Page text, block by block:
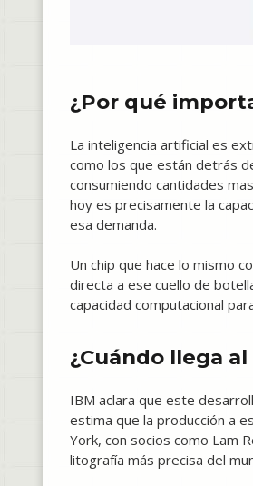
¿Por qué
La inteligencia artificial es
como los que están detrás
consumiendo cantidades
hoy es precisamente la
esa demanda.
Un chip que hace lo mismo
directa a ese cuello de
capacidad computacional
¿Cuándo llega
IBM aclara que este
estima que la producción a
York, con socios como Lam
litografía más precisa del